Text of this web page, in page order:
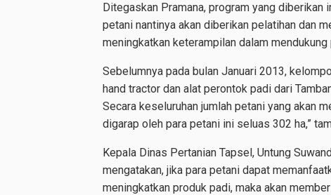
Ditegaskan Pramana, program yang
petani nantinya akan diberikan pelatihan dan
meningkatkan keterampilan dalam
Sebelumnya pada bulan Januari 2013,
hand tractor dan alat perontok padi dari
Secara keseluruhan jumlah petani yang akan
digarap oleh para petani ini seluas 302 ha,”
Kepala Dinas Pertanian Tapsel, Untung
mengatakan, jika para petani dapat
meningkatkan produk padi, maka akan